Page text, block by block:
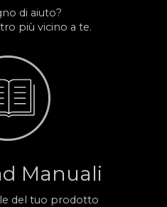
di aiuto?
più vicino a te.
Manuali
del tuo prodotto